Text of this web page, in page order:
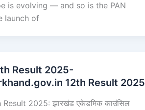
is evolving — and so is the PAN
launch of
Result 2025-
12th Result 2025
Result 2025: झारखंड एकेडमिक काउंसिल